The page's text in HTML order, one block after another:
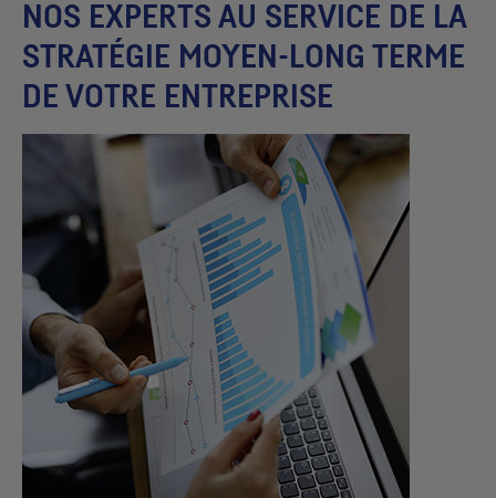
NOS EXPERTS AU SERVICE DE LA
STRATÉGIE MOYEN-LONG TERME
DE VOTRE ENTREPRISE